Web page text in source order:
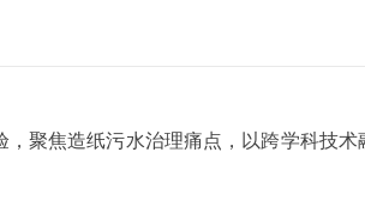
聚焦造纸污水治理痛点，以跨学科技